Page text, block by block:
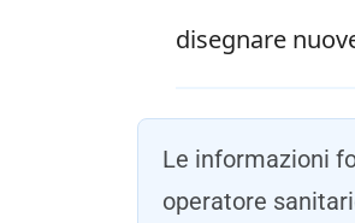
disegnare
Le informazioni
operatore